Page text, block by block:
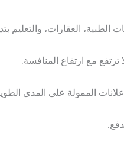
مع ارتفاع المنافسة.